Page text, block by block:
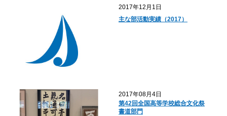
2017年12月1日
主な部活動実績（2017）
2017年08月4日
第42回全国高等学校総合文化祭
書道部門